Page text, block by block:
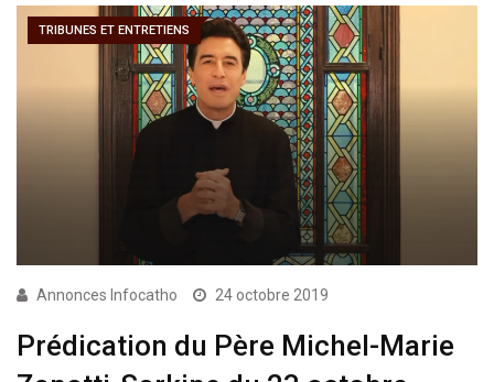
TRIBUNES ET ENTRETIENS
Annonces Infocatho 24 octobre 2019
Prédication du Père Michel-Marie